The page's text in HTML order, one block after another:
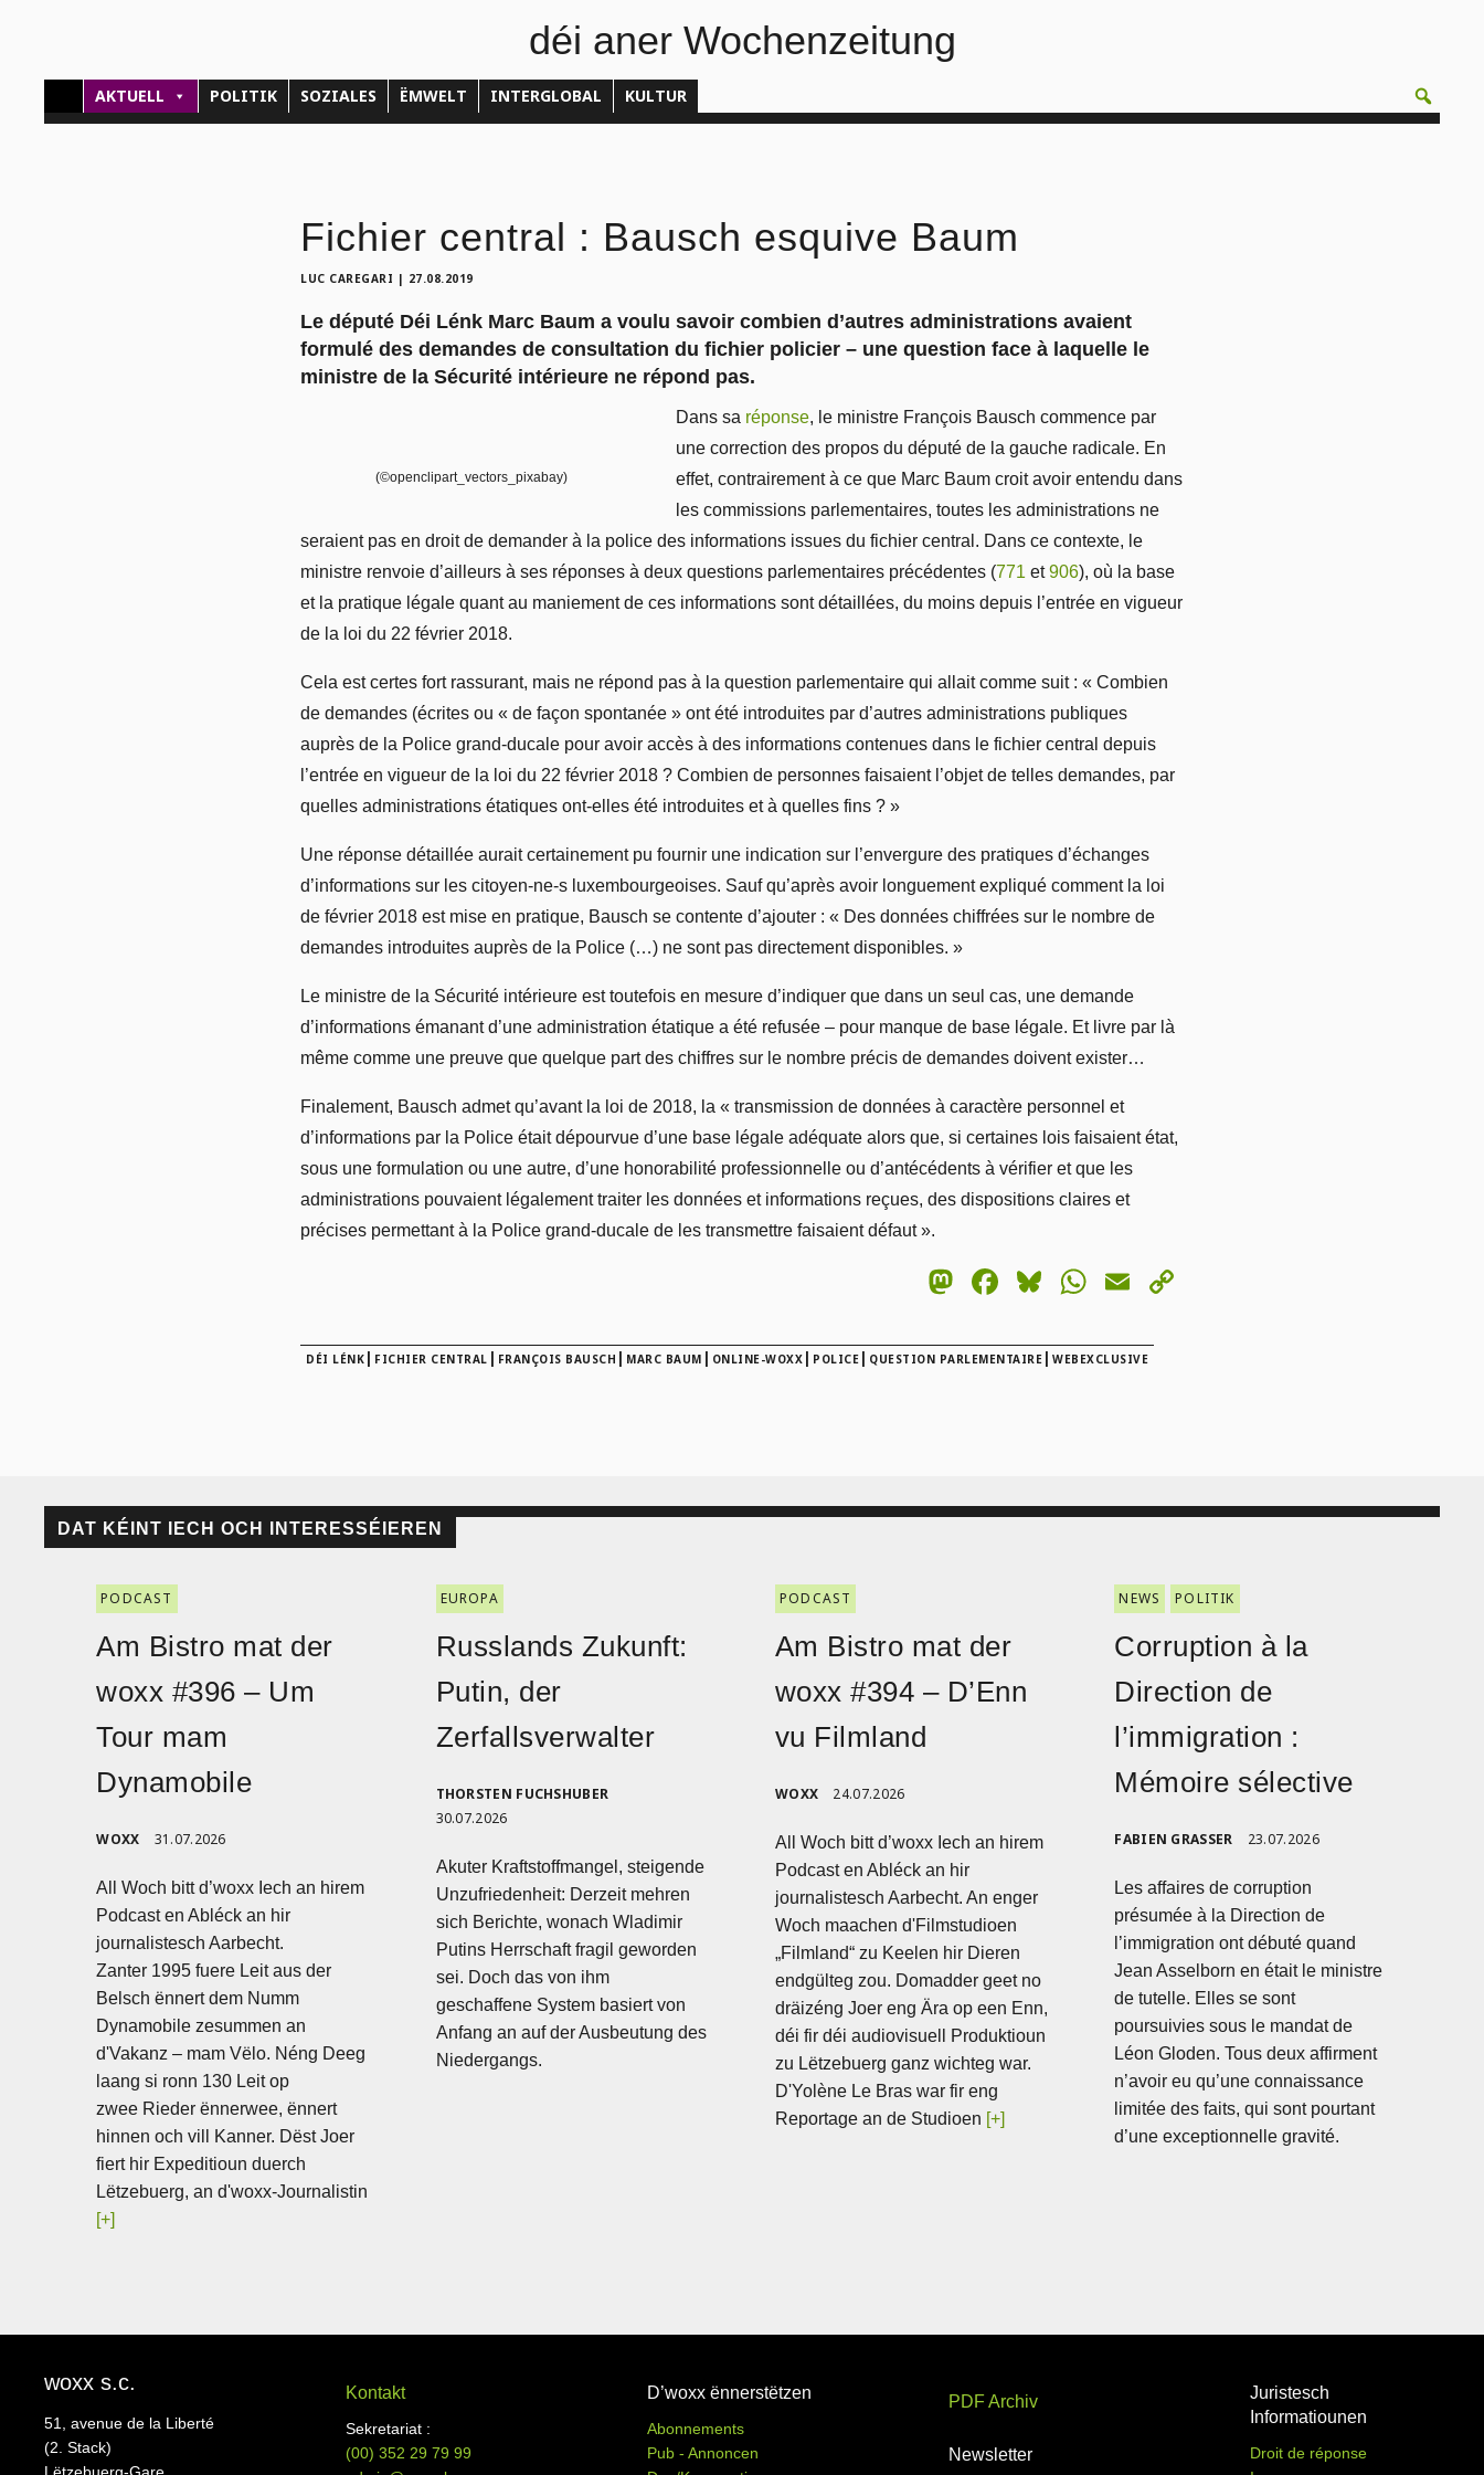
déi aner Wochenzeitung
AKTUELL POLITIK SOZIALES ËMWELT INTERGLOBAL KULTUR
Fichier central : Bausch esquive Baum
LUC CAREGARI | 27.08.2019
Le député Déi Lénk Marc Baum a voulu savoir combien d’autres administrations avaient
formulé des demandes de consultation du fichier policier – une question face à laquelle le
ministre de la Sécurité intérieure ne répond pas.
(©openclipart_vectors_pixabay)
Dans sa réponse, le ministre François Bausch commence par
une correction des propos du député de la gauche radicale. En
effet, contrairement à ce que Marc Baum croit avoir entendu dans
les commissions parlementaires, toutes les administrations ne
seraient pas en droit de demander à la police des informations issues du fichier central. Dans ce contexte, le
ministre renvoie d’ailleurs à ses réponses à deux questions parlementaires précédentes (771 et906), où la base
et la pratique légale quant au maniement de ces informations sont détaillées, du moins depuis l’entrée en vigueur
de la loi du 22 février 2018.
Cela est certes fort rassurant, mais ne répond pas à la question parlementaire qui allait comme suit : « Combien
de demandes (écrites ou « de façon spontanée » ont été introduites par d’autres administrations publiques
auprès de la Police grand-ducale pour avoir accès à des informations contenues dans le fichier central depuis
l’entrée en vigueur de la loi du 22 février 2018 ? Combien de personnes faisaient l’objet de telles demandes, par
quelles administrations étatiques ont-elles été introduites et à quelles fins ? »
Une réponse détaillée aurait certainement pu fournir une indication sur l’envergure des pratiques d’échanges
d’informations sur les citoyen-ne-s luxembourgeoises. Sauf qu’après avoir longuement expliqué comment la loi
de février 2018 est mise en pratique, Bausch se contente d’ajouter : « Des données chiffrées sur le nombre de
demandes introduites auprès de la Police (…) ne sont pas directement disponibles. »
Le ministre de la Sécurité intérieure est toutefois en mesure d’indiquer que dans un seul cas, une demande
d’informations émanant d’une administration étatique a été refusée – pour manque de base légale. Et livre par là
même comme une preuve que quelque part des chiffres sur le nombre précis de demandes doivent exister…
Finalement, Bausch admet qu’avant la loi de 2018, la « transmission de données à caractère personnel et
d’informations par la Police était dépourvue d’une base légale adéquate alors que, si certaines lois faisaient état,
sous une formulation ou une autre, d’une honorabilité professionnelle ou d’antécédents à vérifier et que les
administrations pouvaient légalement traiter les données et informations reçues, des dispositions claires et
précises permettant à la Police grand-ducale de les transmettre faisaient défaut ».
Mastodon
Facebook
Bluesky
WhatsApp
Email
DÉI LÉNK | FICHIER CENTRAL | FRANÇOIS BAUSCH | MARC BAUM | ONLINE-WOXX | POLICE | QUESTION PARLEMENTAIRE | WEBEXCLUSIVE
DAT KÉINT IECH OCH INTERESSÉIEREN
PODCAST
Am Bistro mat der
woxx #396 – Um
Tour mam
Dynamobile
WOXX 31.07.2026
All Woch bitt d’woxx Iech an hirem
Podcast en Abléck an hir
journalistesch Aarbecht.
Zanter 1995 fuere Leit aus der
Belsch ënnert dem Numm
Dynamobile zesummen an
d'Vakanz – mam Vëlo. Néng Deeg
laang si ronn 130 Leit op
zwee Rieder ënnerwee, ënnert
hinnen och vill Kanner. Dëst Joer
fiert hir Expeditioun duerch
Lëtzebuerg, an d'woxx-Journalistin
[+]
EUROPA
Russlands Zukunft:
Putin, der
Zerfallsverwalter
THORSTEN FUCHSHUBER
30.07.2026
Akuter Kraftstoffmangel, steigende
Unzufriedenheit: Derzeit mehren
sich Berichte, wonach Wladimir
Putins Herrschaft fragil geworden
sei. Doch das von ihm
geschaffene System basiert von
Anfang an auf der Ausbeutung des
Niedergangs.
PODCAST
Am Bistro mat der
woxx #394 – D’Enn
vu Filmland
WOXX 24.07.2026
All Woch bitt d’woxx Iech an hirem
Podcast en Abléck an hir
journalistesch Aarbecht. An enger
Woch maachen d'Filmstudioen
„Filmland“ zu Keelen hir Dieren
endgülteg zou. Domadder geet no
dräizéng Joer eng Ära op een Enn,
déi fir déi audiovisuell Produktioun
zu Lëtzebuerg ganz wichteg war.
D'Yolène Le Bras war fir eng
Reportage an de Studioen [+]
NEWS POLITIK
Corruption à la
Direction de
l’immigration :
Mémoire sélective
FABIEN GRASSER 23.07.2026
Les affaires de corruption
présumée à la Direction de
l’immigration ont débuté quand
Jean Asselborn en était le ministre
de tutelle. Elles se sont
poursuivies sous le mandat de
Léon Gloden. Tous deux affirment
n’avoir eu qu’une connaissance
limitée des faits, qui sont pourtant
d’une exceptionnelle gravité.
woxx s.c.
51, avenue de la Liberté
(2. Stack)
Kontakt
Sekretariat :
(00)352 29 79 99
D’woxx ënnerstëtzen
Abonnements
Pub - Annoncen
PDF Archiv
Newsletter
Juristesch
Informatiounen
Droit de réponse